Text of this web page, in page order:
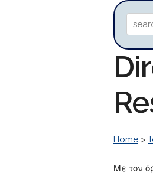
Home >
Με τον